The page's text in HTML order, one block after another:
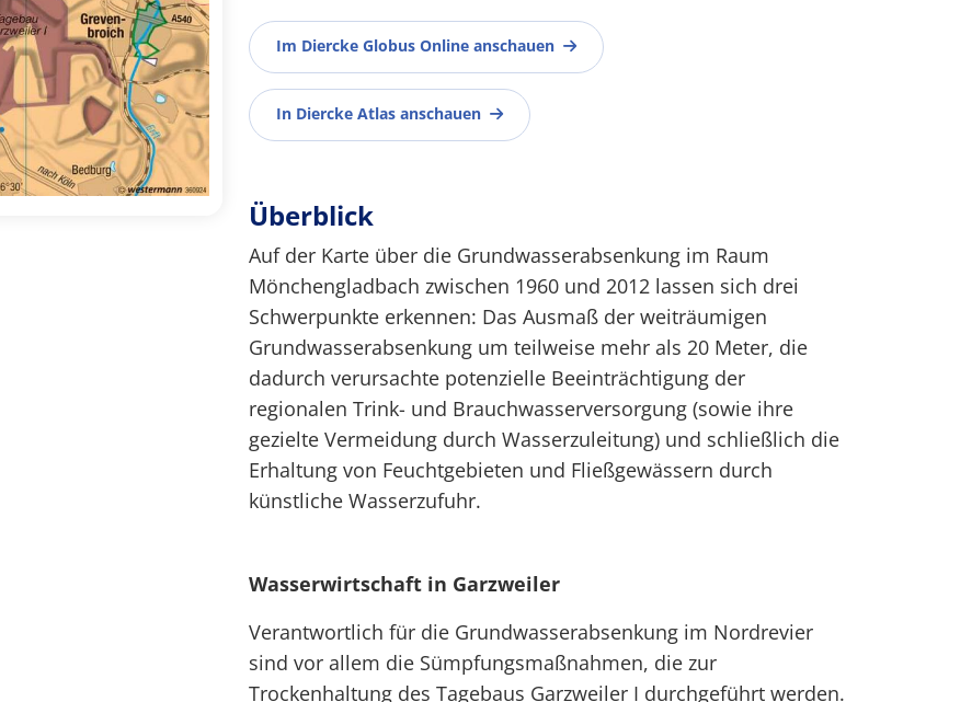
Im Diercke Globus Online anschauen
In Diercke Atlas anschauen
Überblick
Auf der Karte über die Grundwasserabsenkung im Raum
Mönchengladbach zwischen 1960 und 2012 lassen sich drei
Schwerpunkte erkennen: Das Ausmaß der weiträumigen
Grundwasserabsenkung um teilweise mehr als 20 Meter, die
dadurch verursachte potenzielle Beeinträchtigung der
regionalen Trink- und Brauchwasserversorgung (sowie ihre
gezielte Vermeidung durch Wasserzuleitung) und schließlich die
Erhaltung von Feuchtgebieten und Fließgewässern durch
künstliche Wasserzufuhr.
Wasserwirtschaft in Garzweiler
Verantwortlich für die Grundwasserabsenkung im Nordrevier
sind vor allem die Sümpfungsmaßnahmen, die zur
Trockenhaltung des Tagebaus Garzweiler I durchgeführt werden.